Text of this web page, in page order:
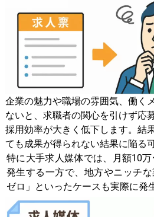
企業の魅力や職場の雰囲気、働く
ないと、求職者の関心を引けず応
採用効率が大きく低下します。結
ても成果が得られない結果に陥る
特に大手求人媒体では、月額10
発生する一方で、地方やニッチ
ゼロ」といったケースも実際に発